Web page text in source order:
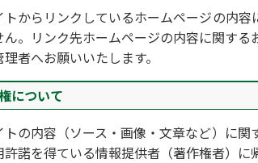
トからリンクしているホームページの内
ん。リンク先ホームページの内容に関す
者へお願いいたします。
について
トの内容（ソース・画像・文章など）に
諾を得ている情報提供者（著作権者）に